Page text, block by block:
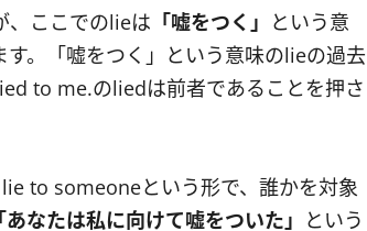
、ここでのlieは 「嘘をつく」 という意
。「嘘をつく」という意味のlieの過去
to me.のliedは前者であることを押さ
to someoneという形で、誰かを対象
「あなたは私に向けて嘘をついた」 という